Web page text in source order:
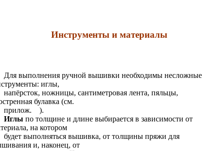
Инструменты и материалы
Для выполнения ручной вышивки необходимы несложные
иглы,
напёрсток, ножницы, сантиметровая лента, пяльцы,
булавка (см.
прилож. ).
Иглы по толщине и длине выбирается в зависимости от
на котором
будет выполняться вышивка, от толщины пряжи для
и, наконец, от